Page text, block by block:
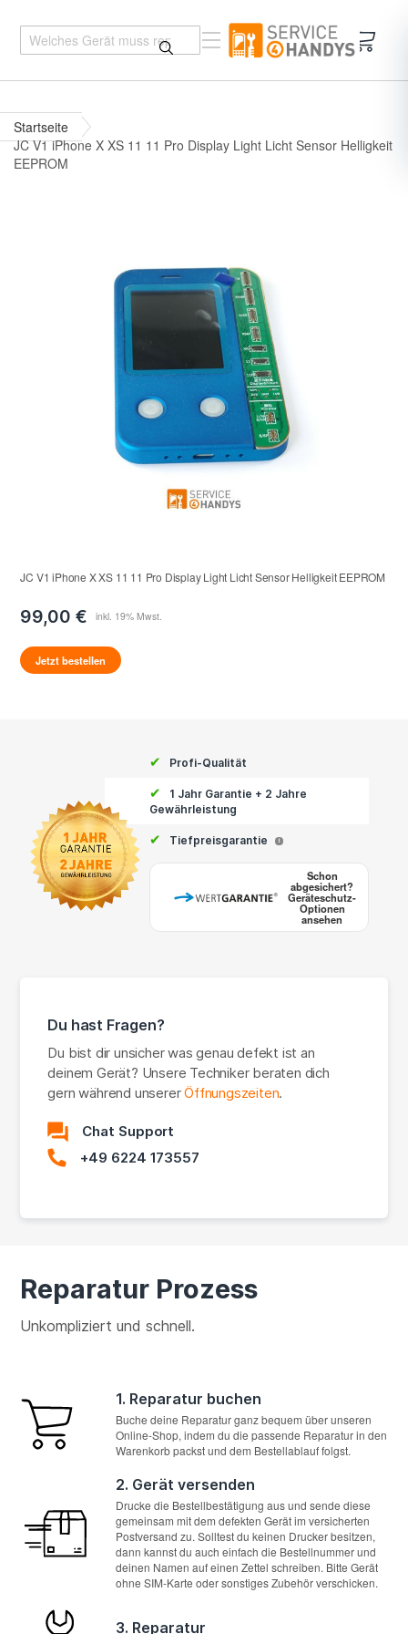
Startseite
JC V1 iPhone X XS 11 11 Pro Display Light Licht Sensor Helligkeit
EEPROM
JC V1 iPhone X XS 11 11 Pro Display Light Licht Sensor Helligkeit EEPROM
99,00 €
Jetzt bestellen
✔ Profi-Qualität
✔
1 Jahr Garantie + 2 Jahre
Gewährleistung
✔ Tiefpreisgarantie i
Schon
abgesichert?
Geräteschutz-
Optionen
ansehen
Du hast Fragen?
Du bist dir unsicher was genau defekt ist an
deinem Gerät? Unsere Techniker beraten dich
gern während unsererÖffnungszeiten.
Chat Support
+49 6224 173557
Reparatur Prozess
Unkompliziert und schnell.
1. Reparatur buchen
Buche deine Reparatur ganz bequem über unseren
Online-Shop, indem du die passende Reparatur in den
Warenkorb packst und dem Bestellablauf folgst.
2. Gerät versenden
Drucke die Bestellbestätigung aus und sende diese
gemeinsam mit dem defekten Gerät im versicherten
Postversand zu. Solltest du keinen Drucker besitzen,
dann kannst du auch einfach die Bestellnummer und
deinen Namen auf einen Zettel schreiben. Bitte Gerät
ohne SIM-Karte oder sonstiges Zubehör verschicken.
3. Reparatur